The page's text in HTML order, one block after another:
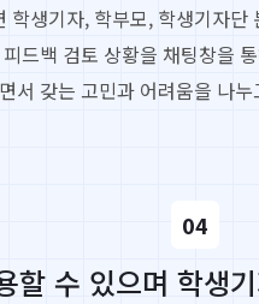
학생기자, 학부모, 학생기자
드백 검토 상황을 채팅창을
서 갖는 고민과 어려움을 나
04
있으며 학생기